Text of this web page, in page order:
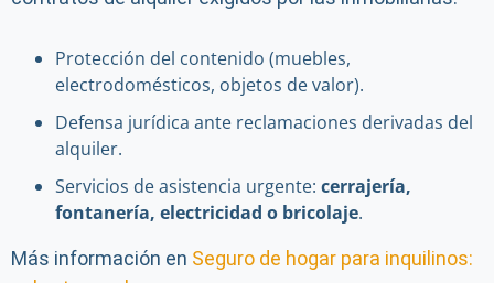
Protección del contenido (muebles,
electrodomésticos, objetos de valor).
Defensa jurídica ante reclamaciones derivadas del
alquiler.
Servicios de asistencia urgente: cerrajería,
fontanería, electricidad o bricolaje.
Más información en Seguro de hogar para inquilinos: